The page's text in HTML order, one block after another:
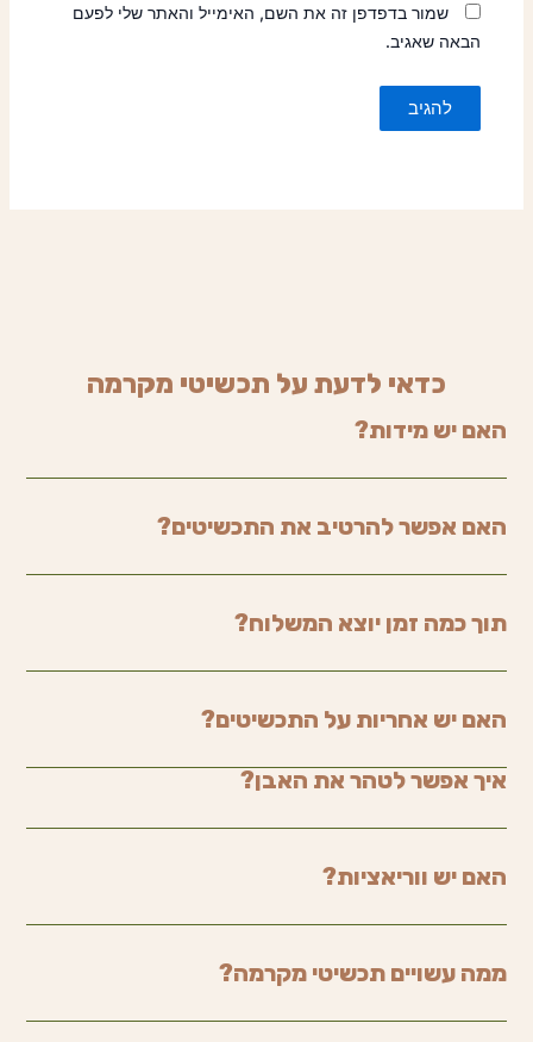
שמור בדפדפן זה את השם, האימייל והאתר שלי לפעם
הבאה שאגיב.
כדאי לדעת על תכשיטי מקרמה
האם יש מידות?
האם אפשר להרטיב את התכשיטים?
תוך כמה זמן יוצא המשלוח?
האם יש אחריות על התכשיטים?
איך אפשר לטהר את האבן?
האם יש ווריאציות?
ממה עשויים תכשיטי מקרמה?